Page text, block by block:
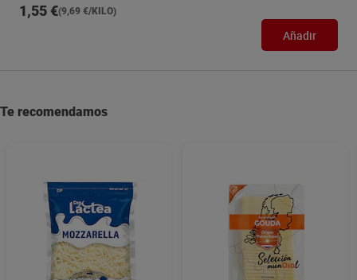
1,55 €(9,69 €/KILO)
Añadir
Te recomendamos